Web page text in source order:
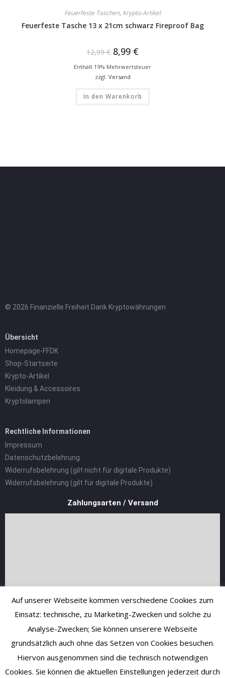
Feuerfeste Taschen, Krypto-Artikel
Feuerfeste Tasche 13 x 21cm schwarz Fireproof Bag
12,99€ 8,99 €
Enthält 19% Mehrwertsteuer
zzgl. Versand
In den Warenkorb
© 2026 Finanzielle Freiheit Dank Kryptowährungen
Übersicht
Homepage-FFDK
Shop-Startseite
Krypto-Artikel
Kleidung & Accessoires
Kryptolampen
Rechtliche Informationen
Impressum
Datenschutzbelehrung
Widerrufsbelehrung (gilt nicht für digitale Produkte)
Widerrufsbelehrung (gilt für digitale Produkte)
Zahlungsarten / Versand
Auf unserer Webseite kommen verschiedene Cookies zum
Einsatz: technische, zu Marketing-Zwecken und solche zu
Analyse-Zwecken; Sie können unserere Webseite
grundsätzlich auch ohne das Setzen von Cookies besuchen.
Hiervon ausgenommen sind die technisch notwendigen
Cookies. Sie können die aktuellen Einstellungen jederzeit durch